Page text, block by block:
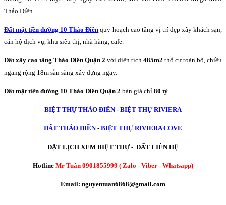
Thảo Điền.
Đất mặt tiền đường 10 Thảo Điền quy hoạch cao tầng vị trí đẹp xây khách sạn,
căn hộ dịch vụ, khu siêu thị, nhà hàng, cafe.
Đất xây cao tầng Thảo Điền Quận 2 với diện tích 485m2 thổ cư toàn bộ, chiều
ngang rộng 18m sẵn sàng xây dựng ngay.
Đất mặt tiền đường 10 Thảo Điền Quận 2 bán giá chỉ 80 tỷ.
BIỆT THỰ THẢO ĐIỀN- BIỆT THỰ RIVIERA
ĐẤT THẢO ĐIỀN- BIỆT THỰ RIVIERA COVE
ĐẶT LỊCH XEM BIỆT THỰ - ĐẤT LIÊN HỆ
Hotline Mr Tuân 0901855999 ( Zalo - Viber - Whatsapp)
Email: nguyentuan6868@gmail.com